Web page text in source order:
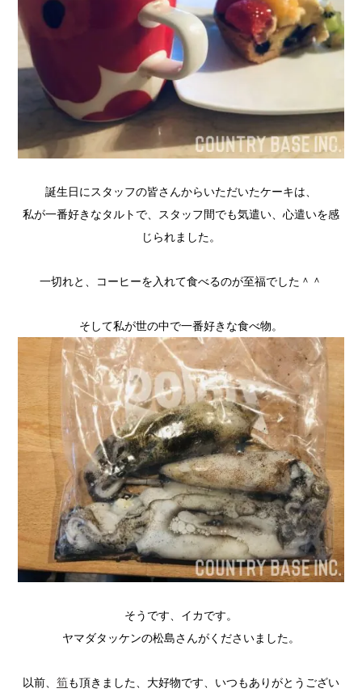
誕生日にスタッフの皆さんからいただいたケーキは、
私が一番好きなタルトで、スタッフ間でも気遣い、心遣いを感
じられました。
一切れと、コーヒーを入れて食べるのが至福でした＾＾
そして私が世の中で一番好きな食べ物。
そうです、イカです。
ヤマダタッケンの松島さんがくださいました。
以前、 筍も頂きました、大好物です、いつもありがとうござい